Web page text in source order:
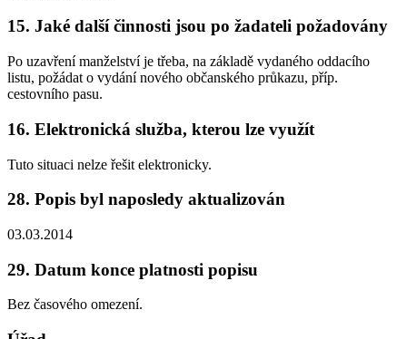
15. Jaké další činnosti jsou po žadateli požadovány
Po uzavření manželství je třeba, na základě vydaného oddacího
listu, požádat o vydání nového občanského průkazu, příp.
cestovního pasu.
16. Elektronická služba, kterou lze využít
Tuto situaci nelze řešit elektronicky.
28. Popis byl naposledy aktualizován
03.03.2014
29. Datum konce platnosti popisu
Bez časového omezení.